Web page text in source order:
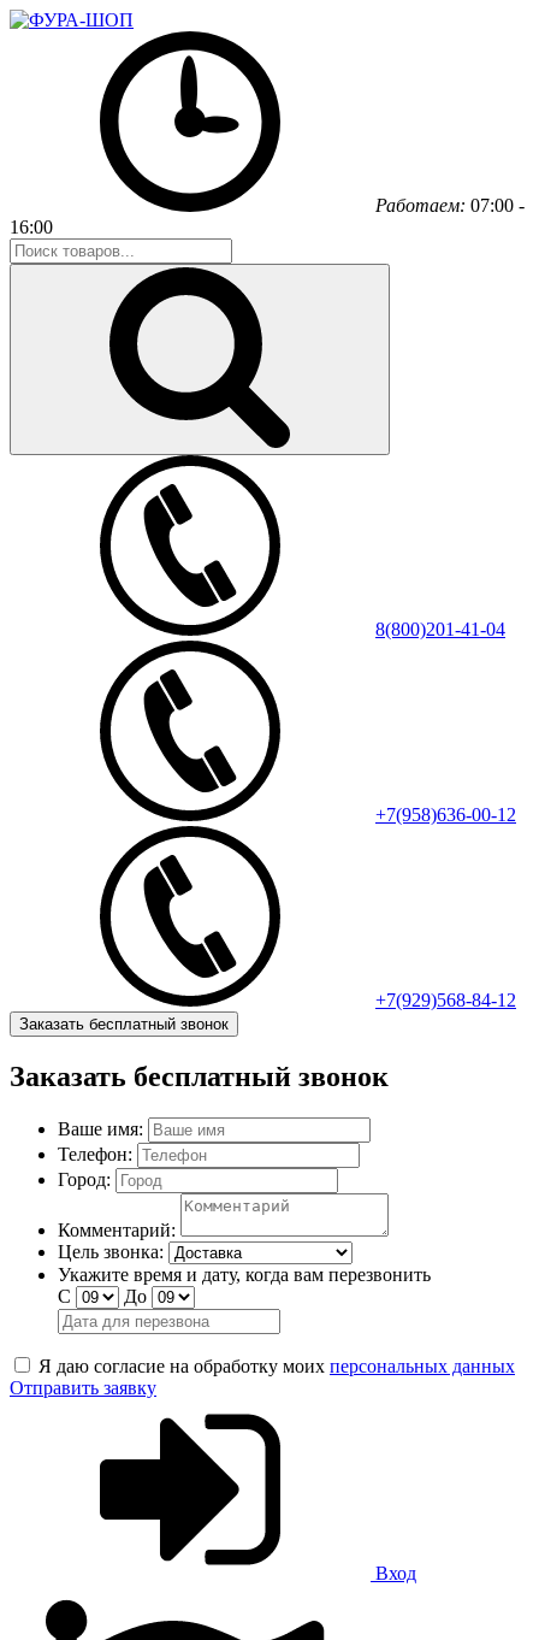
Работаем: 07:00 -
16:00
8(800)201-41-04
+7(958)636-00-12
+7(929)568-84-12
Заказать бесплатный звонок
Заказать бесплатный звонок
Ваше имя:
Телефон:
Город:
Комментарий:
Цель звонка:
Укажите время и дату, когда вам перезвонить
С
До
Я даю согласие на обработку моих персональных данных
Отправить заявку
Вход